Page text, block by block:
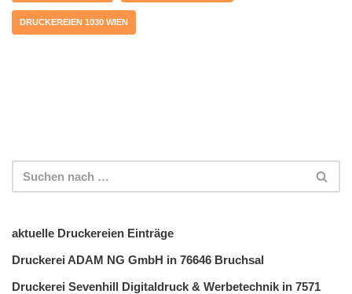
DRUCKEREIEN 1030 WIEN
aktuelle Druckereien Einträge
Druckerei ADAM NG GmbH in 76646 Bruchsal
Druckerei Sevenhill Digitaldruck & Werbetechnik in 7571